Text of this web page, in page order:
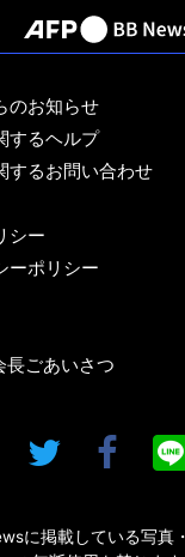
のお知らせ
するヘルプ
するお問い合わせ
シー
ーポリシー
長ごあいさつ
に掲載している写真